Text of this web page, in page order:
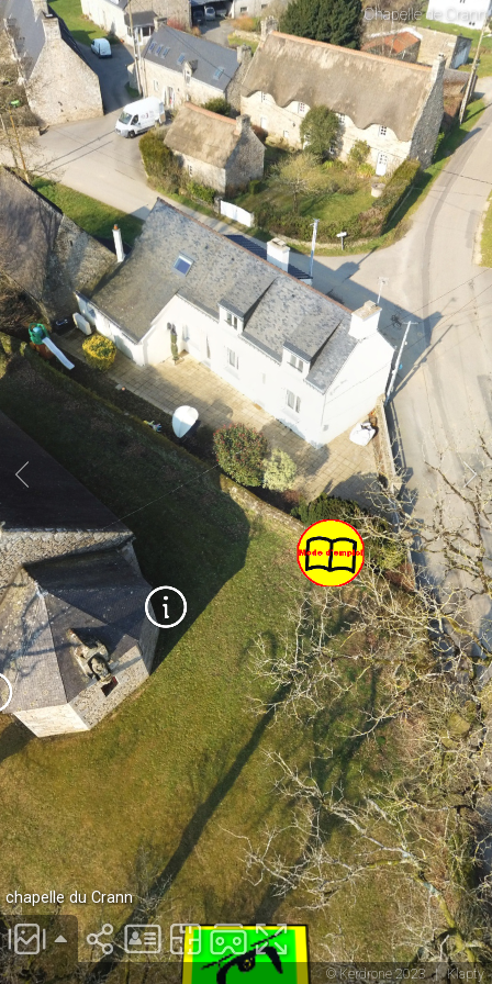
© Kerdrone 2023 | Klapty
Chapelle de Crann
chapelle du Crann